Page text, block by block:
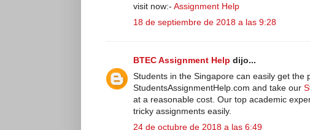
visit now:- Assignment Help
18 de septiembre de 2018 a las 9:28
BTEC Assignment Help dijo...
Students in the Singapore can easily get the
StudentsAssignmentHelp.com and take our
at a reasonable cost. Our top academic
tricky assignments easily.
24 de octubre de 2018 a las 6:49